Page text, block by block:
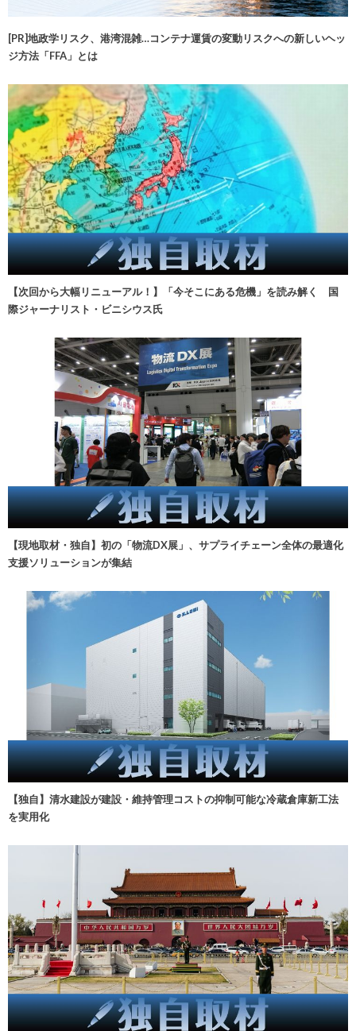
[PR]地政学リスク、港湾混雑…コンテナ運賃の変動リスクへの新しいヘッ
ジ方法「FFA」とは
【次回から大幅リニューアル！】「今そこにある危機」を読み解く 国
際ジャーナリスト・ビニシウス氏
【現地取材・独自】初の「物流DX展」、サプライチェーン全体の最適化
支援ソリューションが集結
【独自】清水建設が建設・維持管理コストの抑制可能な冷蔵倉庫新工法
を実用化